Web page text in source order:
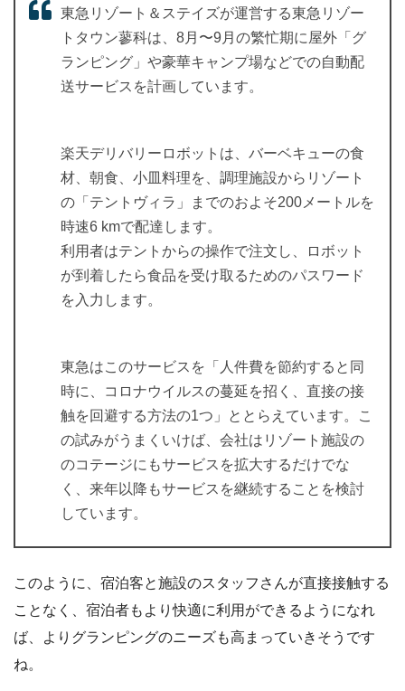
東急リゾート＆ステイズが運営する東急リゾー
トタウン蓼科は、8月〜9月の繁忙期に屋外「グ
ランピング」や豪華キャンプ場などでの自動配
送サービスを計画しています。
楽天デリバリーロボットは、バーベキューの食
材、朝食、小皿料理を、調理施設からリゾート
の「テントヴィラ」までのおよそ200メートルを
時速6 kmで配達します。
利用者はテントからの操作で注文し、ロボット
が到着したら食品を受け取るためのパスワード
を入力します。
東急はこのサービスを「人件費を節約すると同
時に、コロナウイルスの蔓延を招く、直接の接
触を回避する方法の1つ」ととらえています。こ
の試みがうまくいけば、会社はリゾート施設の
のコテージにもサービスを拡大するだけでな
く、来年以降もサービスを継続することを検討
しています。
このように、宿泊客と施設のスタッフさんが直接接触する
ことなく、宿泊者もより快適に利用ができるようになれ
ば、よりグランピングのニーズも高まっていきそうです
ね。